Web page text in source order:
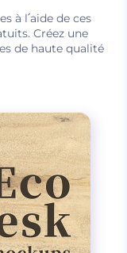
à l՛aide de ces
Créez une
de haute qualité